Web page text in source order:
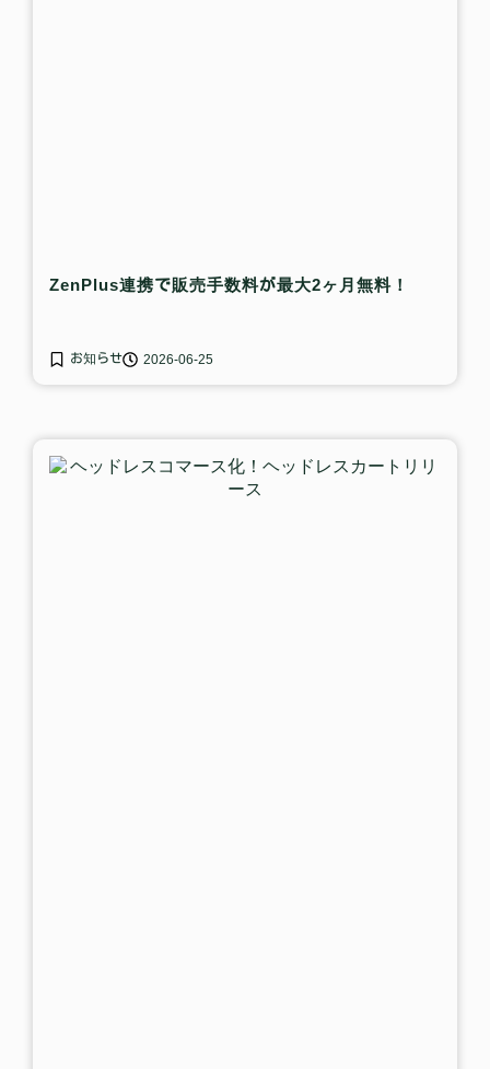
ZenPlus連携で販売手数料が最大2ヶ月無料！
お知らせ 2026-06-25